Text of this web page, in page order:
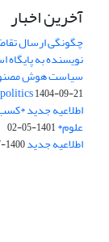
آخرین اخبار
چگونگی ارسال
نویسنده به
سیاست هوش
1404-09-21
اطلاعیه جدید
علوم*1401-05-02
اطلاعیه جدید1400-07-08